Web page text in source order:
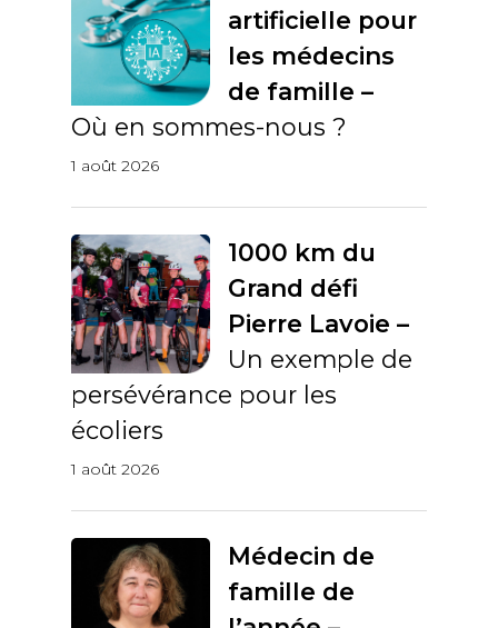
artificielle pour
les médecins
de famille –
Où en sommes-nous ?
1 août 2026
1000 km du
Grand défi
Pierre Lavoie –
Un exemple de
persévérance pour les
écoliers
1 août 2026
Médecin de
famille de